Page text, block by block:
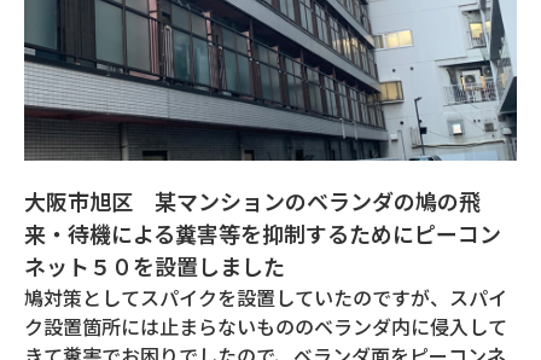
大阪市旭区 某マンションのベランダの鳩の飛
来・待機による糞害等を抑制するためにピーコン
ネット５０を設置しました
鳩対策としてスパイクを設置していたのですが、スパイ
ク設置箇所には止まらないもののベランダ内に侵入して